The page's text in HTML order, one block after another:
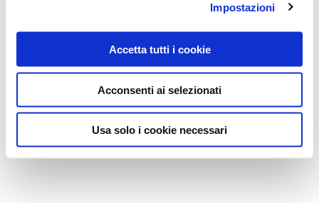
Impostazioni
Accetta tutti i cookie
Acconsenti ai selezionati
Usa solo i cookie necessari